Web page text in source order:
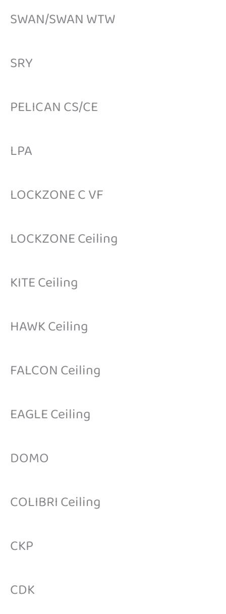
SWAN/SWAN WTW
SRY
PELICAN CS/CE
LPA
LOCKZONE C VF
LOCKZONE Ceiling
KITE Ceiling
HAWK Ceiling
FALCON Ceiling
EAGLE Ceiling
DOMO
COLIBRI Ceiling
CKP
CDK